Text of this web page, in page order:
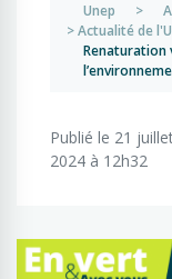
Unep >
>Actualité de
Renaturation
Publié le 21
2024 à 12h32